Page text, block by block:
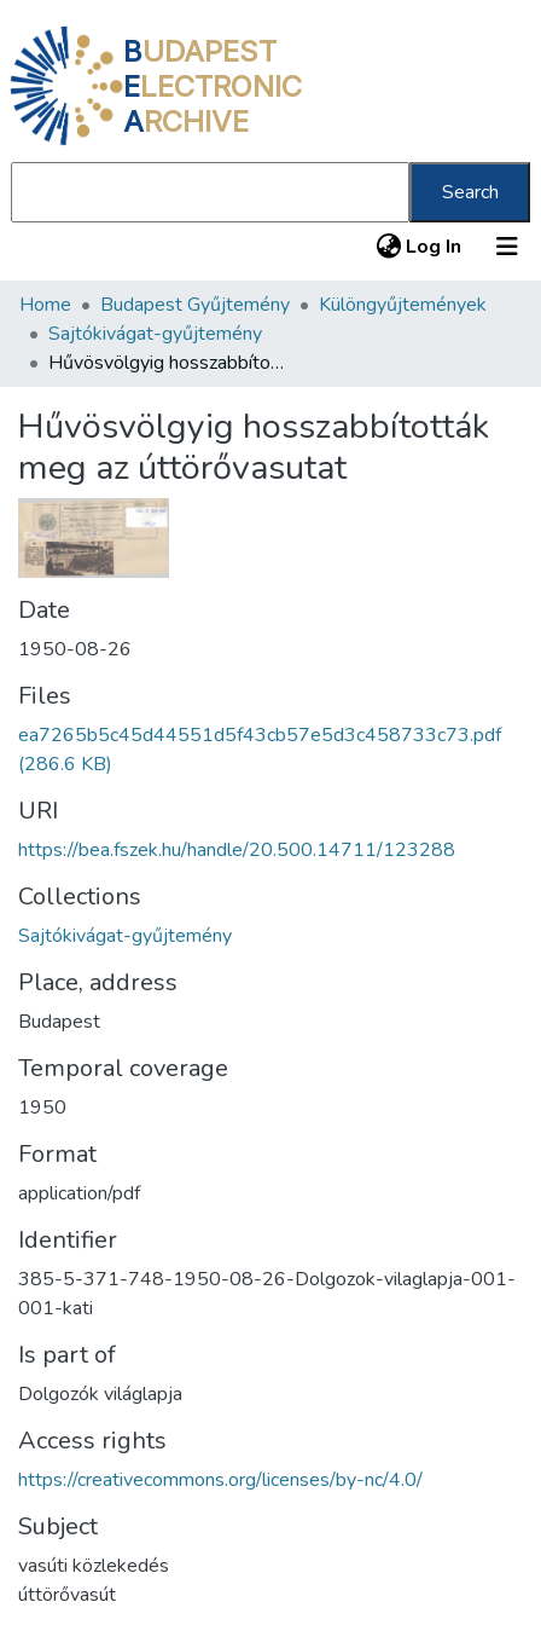
BUDAPEST
ELECTRONIC
ARCHIVE
Search
Log In (current)
Communities & Collections
All of DSpace
Home Budapest Gyűjtemény
Különgyűjtemények
Sajtókivágat-gyűjtemény
Hűvösvölgyig hosszabbították meg az úttörővasutat
Hűvösvölgyig hosszabbították
meg az úttörővasutat
Date
1950-08-26
Files
ea7265b5c45d44551d5f43cb57e5d3c458733c73.pdf
(286.6 KB)
URI
https://bea.fszek.hu/handle/20.500.14711/123288
Collections
Sajtókivágat-gyűjtemény
Place, address
Budapest
Temporal coverage
1950
Format
application/pdf
Identifier
385-5-371-748-1950-08-26-Dolgozok-vilaglapja-001-
001-kati
Is part of
Dolgozók világlapja
Access rights
https://creativecommons.org/licenses/by-nc/4.0/
Subject
vasúti közlekedés
úttörővasút